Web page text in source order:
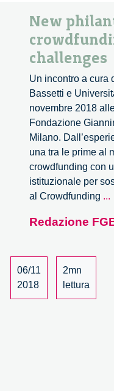
New
challenges
Un incontro a cura
Bassetti e
novembre 2018
Fondazione
Milano.
una tra le prime al
crowdfunding con
istituzionale per
al Crowdfunding ...
Redazione
06/11
2018
2mn
lettura